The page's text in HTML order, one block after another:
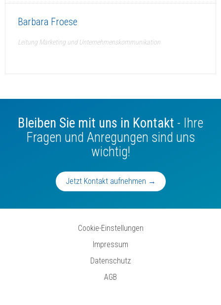
Barbara Froese
Leitung Marketing und Unternehmenskommunikation
Bleiben Sie mit uns in Kontakt - Ihre
Fragen und Anregungen sind uns
wichtig!
Jetzt Kontakt aufnehmen →
Cookie-Einstellungen
Impressum
Datenschutz
AGB